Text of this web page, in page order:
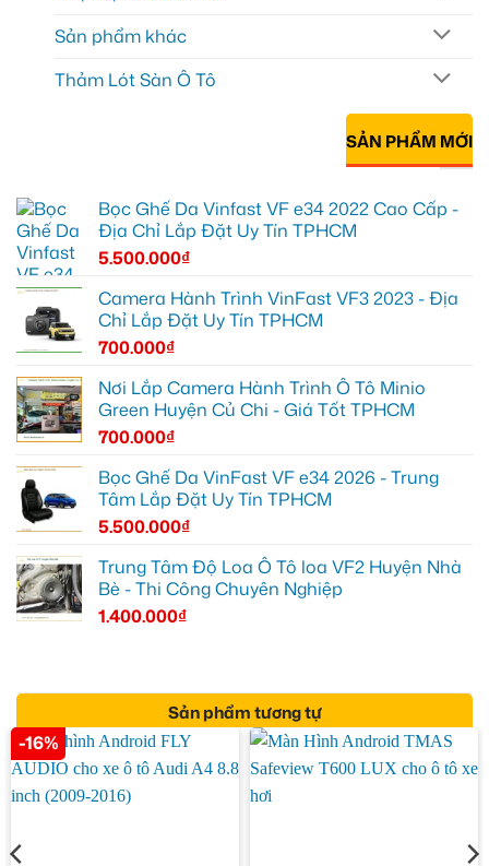
Sản phẩm khác
Thảm Lót Sàn Ô Tô
SẢN PHẨM MỚI
Bọc Ghế Da Vinfast VF e34 2022 Cao Cấp -
Địa Chỉ Lắp Đặt Uy Tín TPHCM
5.500.000₫
Camera Hành Trình VinFast VF3 2023 - Địa
Chỉ Lắp Đặt Uy Tín TPHCM
700.000₫
Nơi Lắp Camera Hành Trình Ô Tô Minio
Green Huyện Củ Chi - Giá Tốt TPHCM
700.000₫
Bọc Ghế Da VinFast VF e34 2026 - Trung
Tâm Lắp Đặt Uy Tín TPHCM
5.500.000₫
Trung Tâm Độ Loa Ô Tô loa VF2 Huyện Nhà
Bè - Thi Công Chuyên Nghiệp
1.400.000₫
Sản phẩm tương tự
-16%